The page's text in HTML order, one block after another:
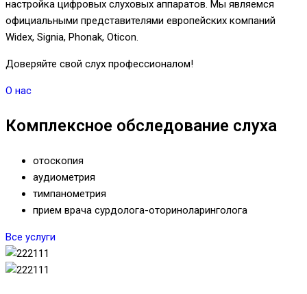
настройка цифровых слуховых аппаратов. Мы являемся
официальными представителями европейских компаний
Widex, Signia, Phonak, Oticon.
Доверяйте свой слух профессионалом!
О нас
Комплексное обследование слуха
отоскопия
аудиометрия
тимпанометрия
прием врача сурдолога-оториноларинголога
Все услуги